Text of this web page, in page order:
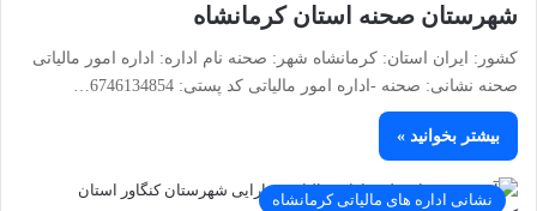
شهرستان صحنه استان کرمانشاه
کشور: ایران استان: کرمانشاه شهر: صحنه نام اداره: اداره امور مالیاتی
صحنه نشانی: صحنه -اداره امور مالیاتی کد پستی: 6746134854…
بیشتر بخوانید »
نشانی اداره های مالیاتی کرمانشاه